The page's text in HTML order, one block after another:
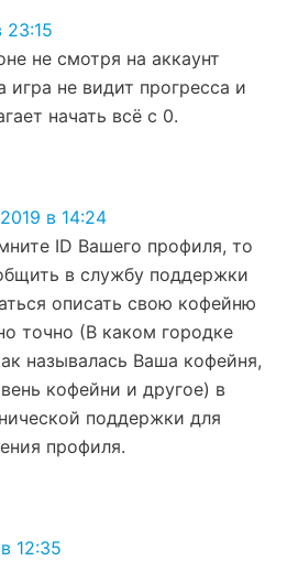
23:15
не смотря на аккаунт
игра не видит прогресса и
начать всё с 0.
в 14:24
ID Вашего профиля, то
в службу поддержки
описать свою кофейню
точно (В каком городке
называлась Ваша кофейня,
кофейни и другое) в
поддержки для
профиля.
12:35